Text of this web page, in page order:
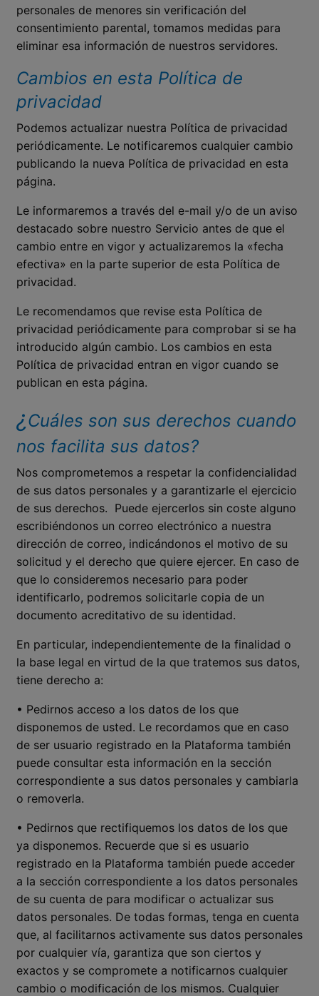
personales de menores sin verificación del
consentimiento parental, tomamos medidas para
eliminar esa información de nuestros servidores.
Cambios en esta Política de
privacidad
Podemos actualizar nuestra Política de privacidad
periódicamente. Le notificaremos cualquier cambio
publicando la nueva Política de privacidad en esta
página.
Le informaremos a través del e-mail y/o de un aviso
destacado sobre nuestro Servicio antes de que el
cambio entre en vigor y actualizaremos la «fecha
efectiva» en la parte superior de esta Política de
privacidad.
Le recomendamos que revise esta Política de
privacidad periódicamente para comprobar si se ha
introducido algún cambio. Los cambios en esta
Política de privacidad entran en vigor cuando se
publican en esta página.
¿Cuáles son sus derechos cuando
nos facilita sus datos?
Nos comprometemos a respetar la confidencialidad
de sus datos personales y a garantizarle el ejercicio
de sus derechos. Puede ejercerlos sin coste alguno
escribiéndonos un correo electrónico a nuestra
dirección de correo, indicándonos el motivo de su
solicitud y el derecho que quiere ejercer. En caso de
que lo consideremos necesario para poder
identificarlo, podremos solicitarle copia de un
documento acreditativo de su identidad.
En particular, independientemente de la finalidad o
la base legal en virtud de la que tratemos sus datos,
tiene derecho a:
• Pedirnos acceso a los datos de los que
disponemos de usted. Le recordamos que en caso
de ser usuario registrado en la Plataforma también
puede consultar esta información en la sección
correspondiente a sus datos personales y cambiarla
o removerla.
• Pedirnos que rectifiquemos los datos de los que
ya disponemos. Recuerde que si es usuario
registrado en la Plataforma también puede acceder
a la sección correspondiente a los datos personales
de su cuenta de para modificar o actualizar sus
datos personales. De todas formas, tenga en cuenta
que, al facilitarnos activamente sus datos personales
por cualquier vía, garantiza que son ciertos y
exactos y se compromete a notificarnos cualquier
cambio o modificación de los mismos. Cualquier